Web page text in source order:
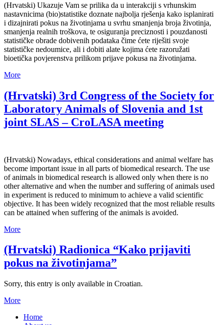
(Hrvatski) Ukazuje Vam se prilika da u interakciji s vrhunskim
nastavnicima (bio)statistike doznate najbolja rješenja kako isplanirati
i dizajnirati pokus na životinjama u svrhu smanjenja broja životinja,
smanjenja realnih troškova, te osiguranja preciznosti i pouzdanosti
statističke obrade dobivenih podataka čime ćete riješiti svoje
statističke nedoumice, ali i dobiti alate kojima ćete razoružati
bioetička povjerenstva prilikom prijave pokusa na životinjama.
More
(Hrvatski) 3rd Congress of the Society for
Laboratory Animals of Slovenia and 1st
joint SLAS – CroLASA meeting
(Hrvatski) Nowadays, ethical considerations and animal welfare has
become important issue in all parts of biomedical research. The use
of animals in biomedical research is allowed only when there is no
other alternative and when the number and suffering of animals used
in experiment is reduced to minimum to achieve a valid scientific
objective. It has been widely recognized that the most reliable results
can be attained when suffering of the animals is avoided.
More
(Hrvatski) Radionica “Kako prijaviti
pokus na životinjama”
Sorry, this entry is only available in Croatian.
More
Home